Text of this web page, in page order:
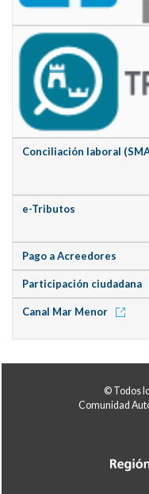
Conciliación laboral
e-Tributos
Pago a Acreedores
Participación ciudadana
Canal Mar Menor
© Todos
Comunidad